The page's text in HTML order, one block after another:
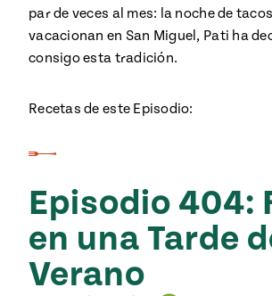
par de veces al mes: la noche de
vacacionan en San Miguel, Pati ha
consigo esta tradición.
Recetas de este Episodio:
Episodio 404:
en una Tarde
Verano